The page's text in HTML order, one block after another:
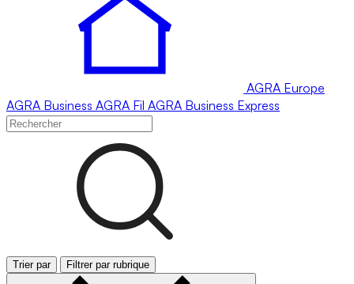
AGRA Europe
AGRA Business AGRA Fil AGRA Business Express
Trier par Filtrer par rubrique